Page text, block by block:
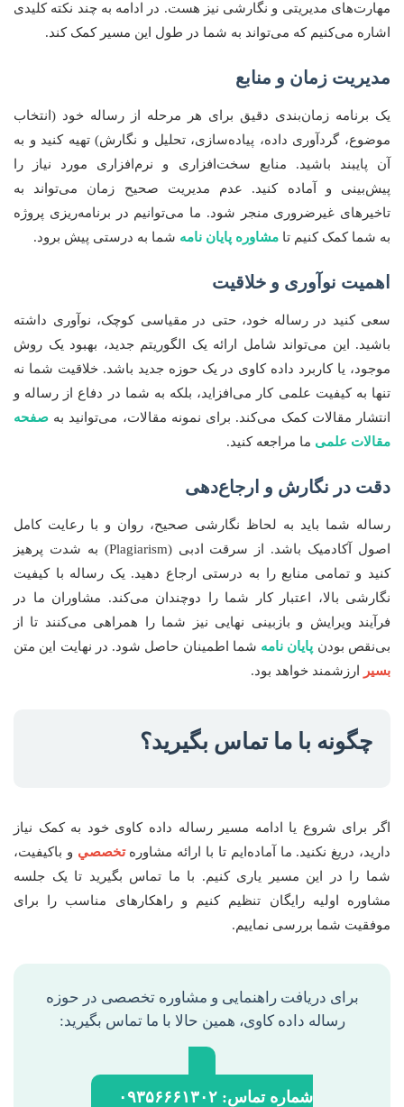
مهارت‌های مدیریتی و نگارشی نیز هست. در ادامه به چند نکته کلیدی
اشاره می‌کنیم که می‌تواند به شما در طول این مسیر کمک کند.
مدیریت زمان و منابع
یک برنامه زمان‌بندی دقیق برای هر مرحله از رساله خود (انتخاب
موضوع، گردآوری داده، پیاده‌سازی، تحلیل و نگارش) تهیه کنید و به
آن پایبند باشید. منابع سخت‌افزاری و نرم‌افزاری مورد نیاز را
پیش‌بینی و آماده کنید. عدم مدیریت صحیح زمان می‌تواند به
تاخیرهای غیرضروری منجر شود. ما می‌توانیم در برنامه‌ریزی پروژه
به شما کمک کنیم تا مشاوره پایان نامه شما به درستی پیش برود.
اهمیت نوآوری و خلاقیت
سعی کنید در رساله خود، حتی در مقیاسی کوچک، نوآوری داشته
باشید. این می‌تواند شامل ارائه یک الگوریتم جدید، بهبود یک روش
موجود، یا کاربرد داده کاوی در یک حوزه جدید باشد. خلاقیت شما نه
تنها به کیفیت علمی کار می‌افزاید، بلکه به شما در دفاع از رساله و
انتشار مقالات کمک می‌کند. برای نمونه مقالات، می‌توانید به صفحه
مقالات علمی ما مراجعه کنید.
دقت در نگارش و ارجاع‌دهی
رساله شما باید به لحاظ نگارشی صحیح، روان و با رعایت کامل
اصول آکادمیک باشد. از سرقت ادبی (Plagiarism) به شدت پرهیز
کنید و تمامی منابع را به درستی ارجاع دهید. یک رساله با کیفیت
نگارشی بالا، اعتبار کار شما را دوچندان می‌کند. مشاوران ما در
فرآیند ویرایش و بازبینی نهایی نیز شما را همراهی می‌کنند تا از
بی‌نقص بودن پایان نامه شما اطمینان حاصل شود. در نهایت این متن
بسیر ارزشمند خواهد بود.
چگونه با ما تماس بگیرید؟
اگر برای شروع یا ادامه مسیر رساله داده کاوی خود به کمک نیاز
دارید، دریغ نکنید. ما آماده‌ایم تا با ارائه مشاورهتخصصي و باکیفیت،
شما را در این مسیر یاری کنیم. با ما تماس بگیرید تا یک جلسه
مشاوره اولیه رایگان تنظیم کنیم و راهکارهای مناسب را برای
موفقیت شما بررسی نماییم.
برای دریافت راهنمایی و مشاوره تخصصی در حوزه
رساله داده کاوی، همین حالا با ما تماس بگیرید:
شماره تماس: ۰۹۳۵۶۶۶۱۳۰۲